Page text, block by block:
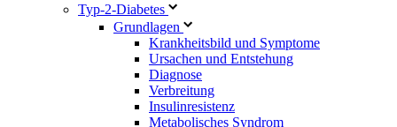
Typ-2-Diabetes
Grundlagen
Krankheitsbild und Symptome
Ursachen und Entstehung
Diagnose
Verbreitung
Insulinresistenz
Metabolisches Syndrom